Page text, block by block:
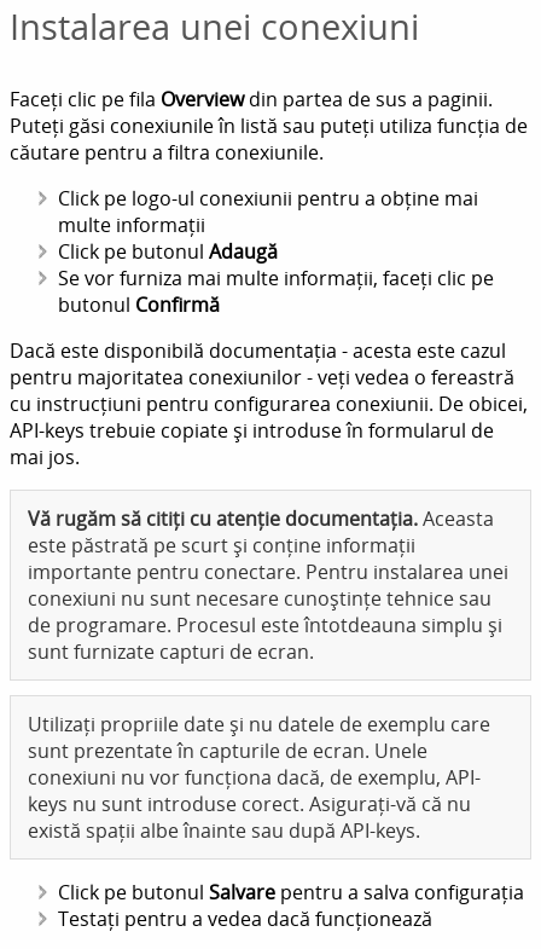
Instalarea unei conexiuni
Faceți clic pe fila Overviewdin partea de sus a paginii.
Puteți găsi conexiunile în listă sau puteți utiliza funcția de
căutare pentru a filtra conexiunile.
Click pe logo-ul conexiunii pentru a obține mai
multe informații
Click pe butonul Adaugă
Se vor furniza mai multe informații, faceți clic pe
butonul Confirmă
Dacă este disponibilă documentația - acesta este cazul
pentru majoritatea conexiunilor - veți vedea o fereastră
cu instrucțiuni pentru configurarea conexiunii. De obicei,
API-keys trebuie copiate și introduse în formularul de
mai jos.
Vă rugăm să citiți cu atenție documentația.Aceasta
este păstrată pe scurt și conține informații
importante pentru conectare. Pentru instalarea unei
conexiuni nu sunt necesare cunoștințe tehnice sau
de programare. Procesul este întotdeauna simplu și
sunt furnizate capturi de ecran.
Utilizați propriile date și nu datele de exemplu care
sunt prezentate în capturile de ecran. Unele
conexiuni nu vor funcționa dacă, de exemplu, API-
keys nu sunt introduse corect. Asigurați-vă că nu
există spații albe înainte sau după API-keys.
Click pe butonul Salvare pentru a salva configurația
Testați pentru a vedea dacă funcționează